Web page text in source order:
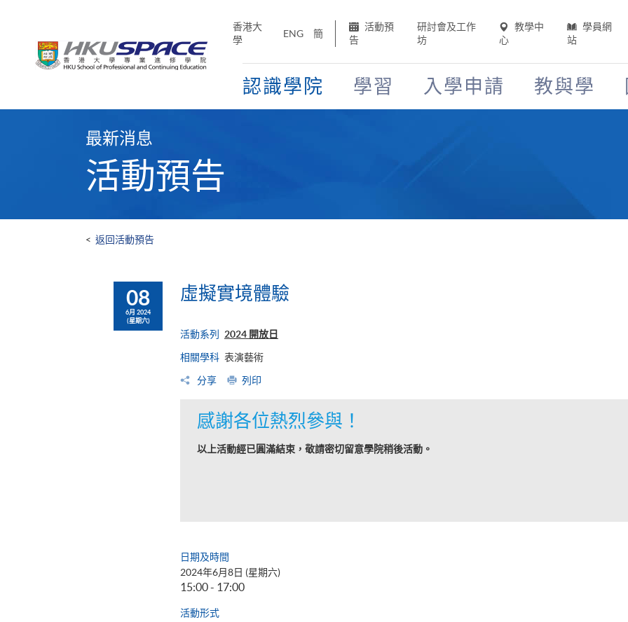
香港大
學
ENG 簡
活動預
告
研討會及工作
坊
教學中
心
學員網
站
認識學院 學習 入學申請 教與學
最新消息
活動預告
< 返回活動預告
08
6月 2024
(星期六)
虛擬實境體驗
活動系列 2024 開放日
相關學科 表演藝術
分享 列印
感謝各位熱烈參與！
以上活動經已圓滿結束，敬請密切留意學院稍後活動。
日期及時間
2024年6月8日 (星期六)
15:00 - 17:00
活動形式